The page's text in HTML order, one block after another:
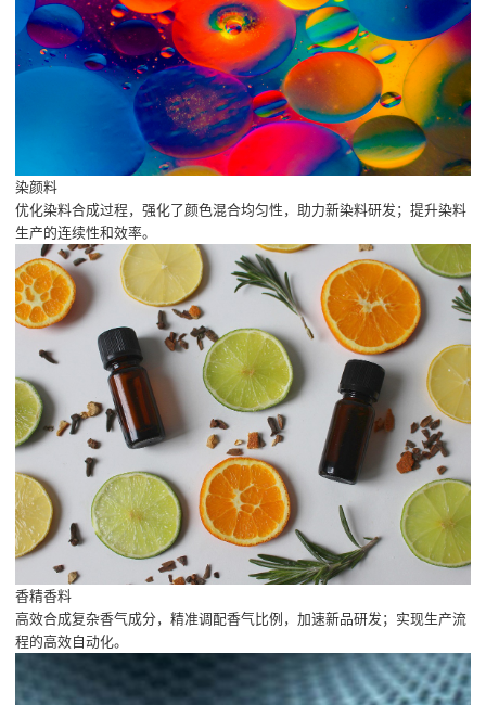
染颜料
优化染料合成过程，强化了颜色混合均匀性，助力新染料研发；提升染料
生产的连续性和效率。
香精香料
高效合成复杂香气成分，精准调配香气比例，加速新品研发；实现生产流
程的高效自动化。